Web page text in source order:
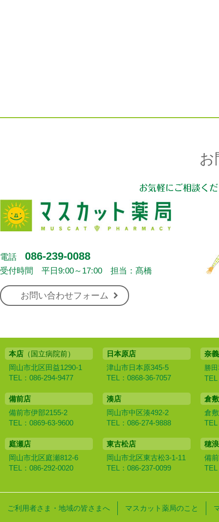
お
お気軽にご相談く
電話 086-239-0088
受付時間 平日9:00～17:00 担当：髙橋
お問い合わせフォーム
本店 （国立病院前）
岡山市北区田益1290-1
TEL：086-294-9477
日本原店
津山市日本原345-5
TEL：0868-36-7057
奈
勝
TEL
備前店
備前市伊部2155-2
TEL：0869-63-9600
湊店
岡山市中区湊492-2
TEL：086-274-9888
倉
倉
TEL
庭瀬店
岡山市北区庭瀬812-6
TEL：086-292-0020
東古松店
岡山市北区東古松3-1-11
TEL：086-237-0099
穂
備
TEL
ご利用者さま・地域の皆さまへ マスカット薬局のこと